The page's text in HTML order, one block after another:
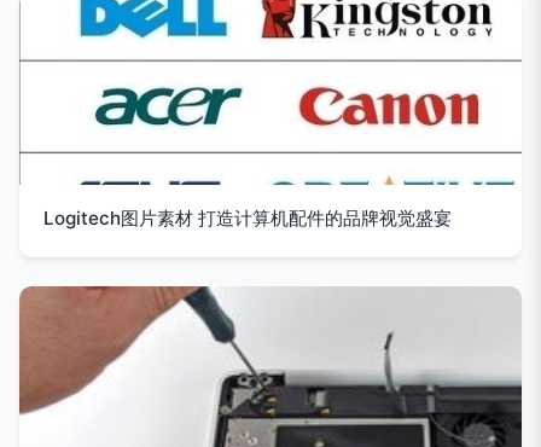
Logitech图片素材 打造计算机配件的品牌视觉盛宴